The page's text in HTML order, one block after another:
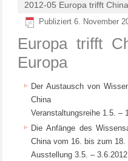
2012-05 Europa trifft
Publiziert 6. November
Europa trifft
Europa
Der Austausch von
China
Veranstaltungsreihe 1.5. –
Die Anfänge des
China vom 16. bis zum 18.
Ausstellung 3.5. – 3.6.2012